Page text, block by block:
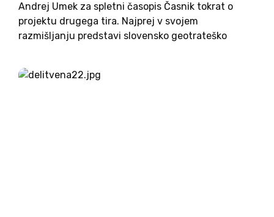
Andrej Umek za spletni časopis Časnik tokrat o
projektu drugega tira. Najprej v svojem
razmišljanju predstavi slovensko geotrateško
do danes. Nato pa se posveti vprašanju drugega
tira ter zakaj je le-ta za Slovenijo...